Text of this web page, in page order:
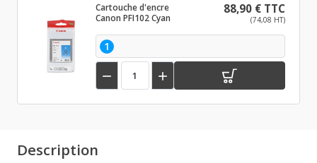
Cartouche d'encre
Canon PFI102 Cyan
88,90 € TTC
(74,08 HT)
1
 
Description